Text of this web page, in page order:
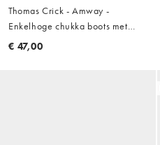
Thomas Crick - Amway -
Enkelhoge chukka boots met
veters in donkerbruin
€ 47,00